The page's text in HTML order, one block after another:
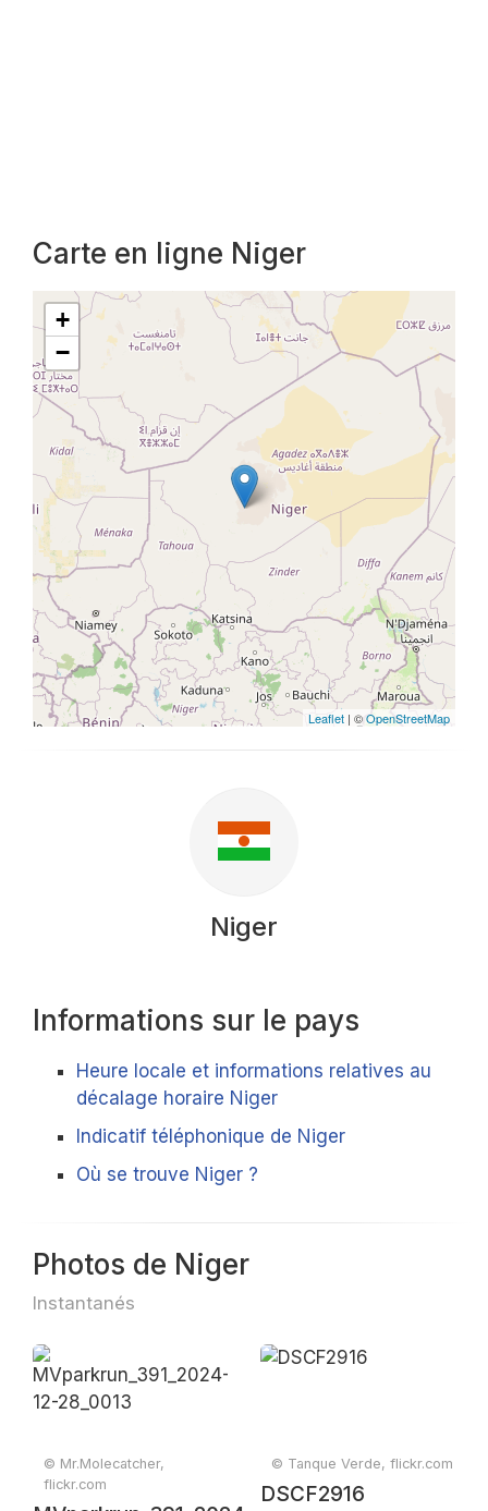
Carte en ligne Niger
+
−
Leaflet | ©OpenStreetMap
Niger
Informations sur le pays
Heure locale et informations relatives au
décalage horaire Niger
Indicatif téléphonique de Niger
Où se trouve Niger ?
Photos de Niger
Instantanés
© Mr.Molecatcher,
flickr.com
© Tanque Verde, flickr.com
DSCF2916